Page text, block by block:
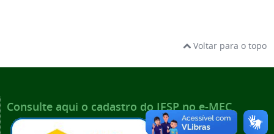
Voltar para o topo
Consulte aqui o cadastro do IFSP no e-MEC